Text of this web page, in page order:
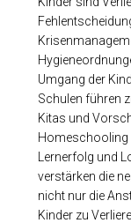
Umgang der
Schulen führen
Kitas und
Homeschooling
Lernerfolg und
verstärken die
nicht nur die
Kinder zu